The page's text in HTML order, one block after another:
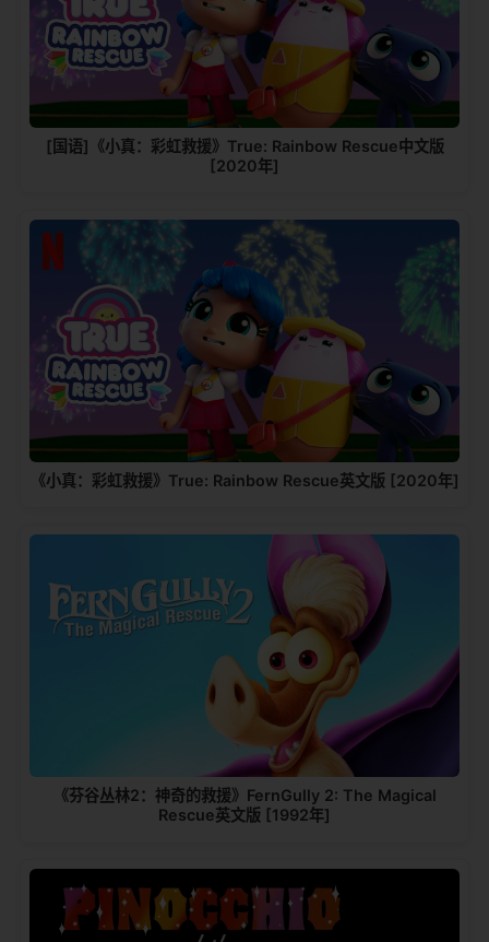
[国语]《小真：彩虹救援》True: Rainbow Rescue中文版
[2020年]
《小真：彩虹救援》True: Rainbow Rescue英文版 [2020年]
《芬谷丛林2：神奇的救援》FernGully 2: The Magical
Rescue英文版 [1992年]